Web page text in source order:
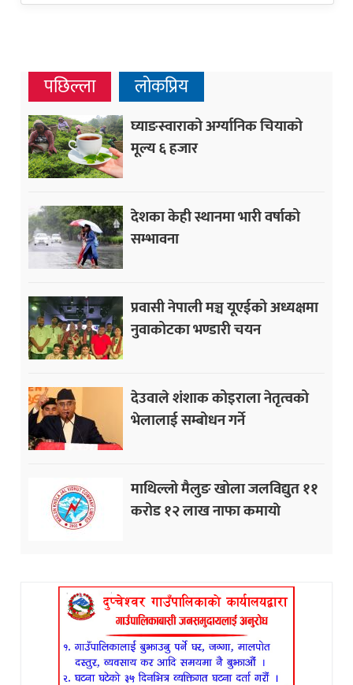
पछिल्ला लोकप्रिय
घ्याङस्वाराको अर्ग्यानिक चियाको
मूल्य ६ हजार
देशका केही स्थानमा भारी वर्षाको
सम्भावना
प्रवासी नेपाली मञ्च यूएईको अध्यक्षमा
नुवाकोटका भण्डारी चयन
देउवाले शंशाक कोइराला नेतृत्वको
भेलालाई सम्बोधन गर्ने
माथिल्लो मैलुङ खोला जलविद्युत ११
करोड १२ लाख नाफा कमायाे